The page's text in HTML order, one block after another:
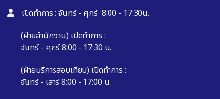
เปิดทำการ : จันทร์ - ศุกร์ 8:00 - 17:30น.
(ฝ่ายสำนักงาน) เปิดทำการ :
จันทร์ - ศุกร์ 8:00 - 17:30 น.
(ฝ่ายบริการสอบเทียบ) เปิดทำการ :
จันทร์ - เสาร์ 8:00 - 17:00 น.